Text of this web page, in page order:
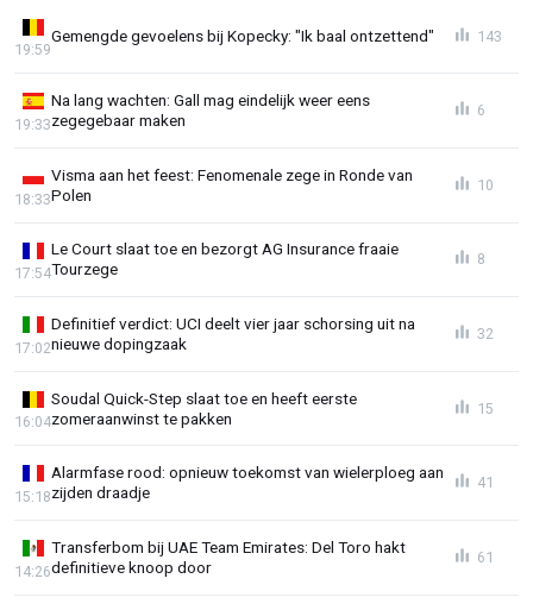
Gemengde gevoelens bij Kopecky: "Ik baal ontzettend"
19:59
143
Na lang wachten: Gall mag eindelijk weer eens
zegegebaar maken
19:33
6
Visma aan het feest: Fenomenale zege in Ronde van
Polen
18:33
10
Le Court slaat toe en bezorgt AG Insurance fraaie
Tourzege
17:54
8
Definitief verdict: UCI deelt vier jaar schorsing uit na
nieuwe dopingzaak
17:02
32
Soudal Quick-Step slaat toe en heeft eerste
zomeraanwinst te pakken
16:04
15
Alarmfase rood: opnieuw toekomst van wielerploeg aan
zijden draadje
15:18
41
Transferbom bij UAE Team Emirates: Del Toro hakt
definitieve knoop door
14:26
61